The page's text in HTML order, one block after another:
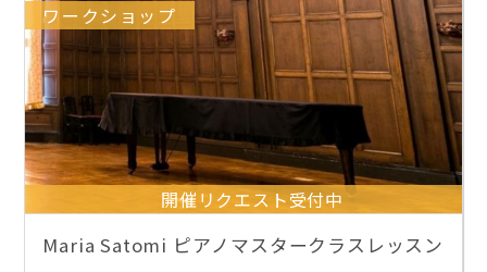
ワークショップ
開催リクエスト受付中
Maria Satomi ピアノマスタークラスレッスン